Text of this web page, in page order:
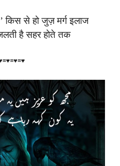
किस से हो जुज़ मर्ग इलाज
है सहर होते तक